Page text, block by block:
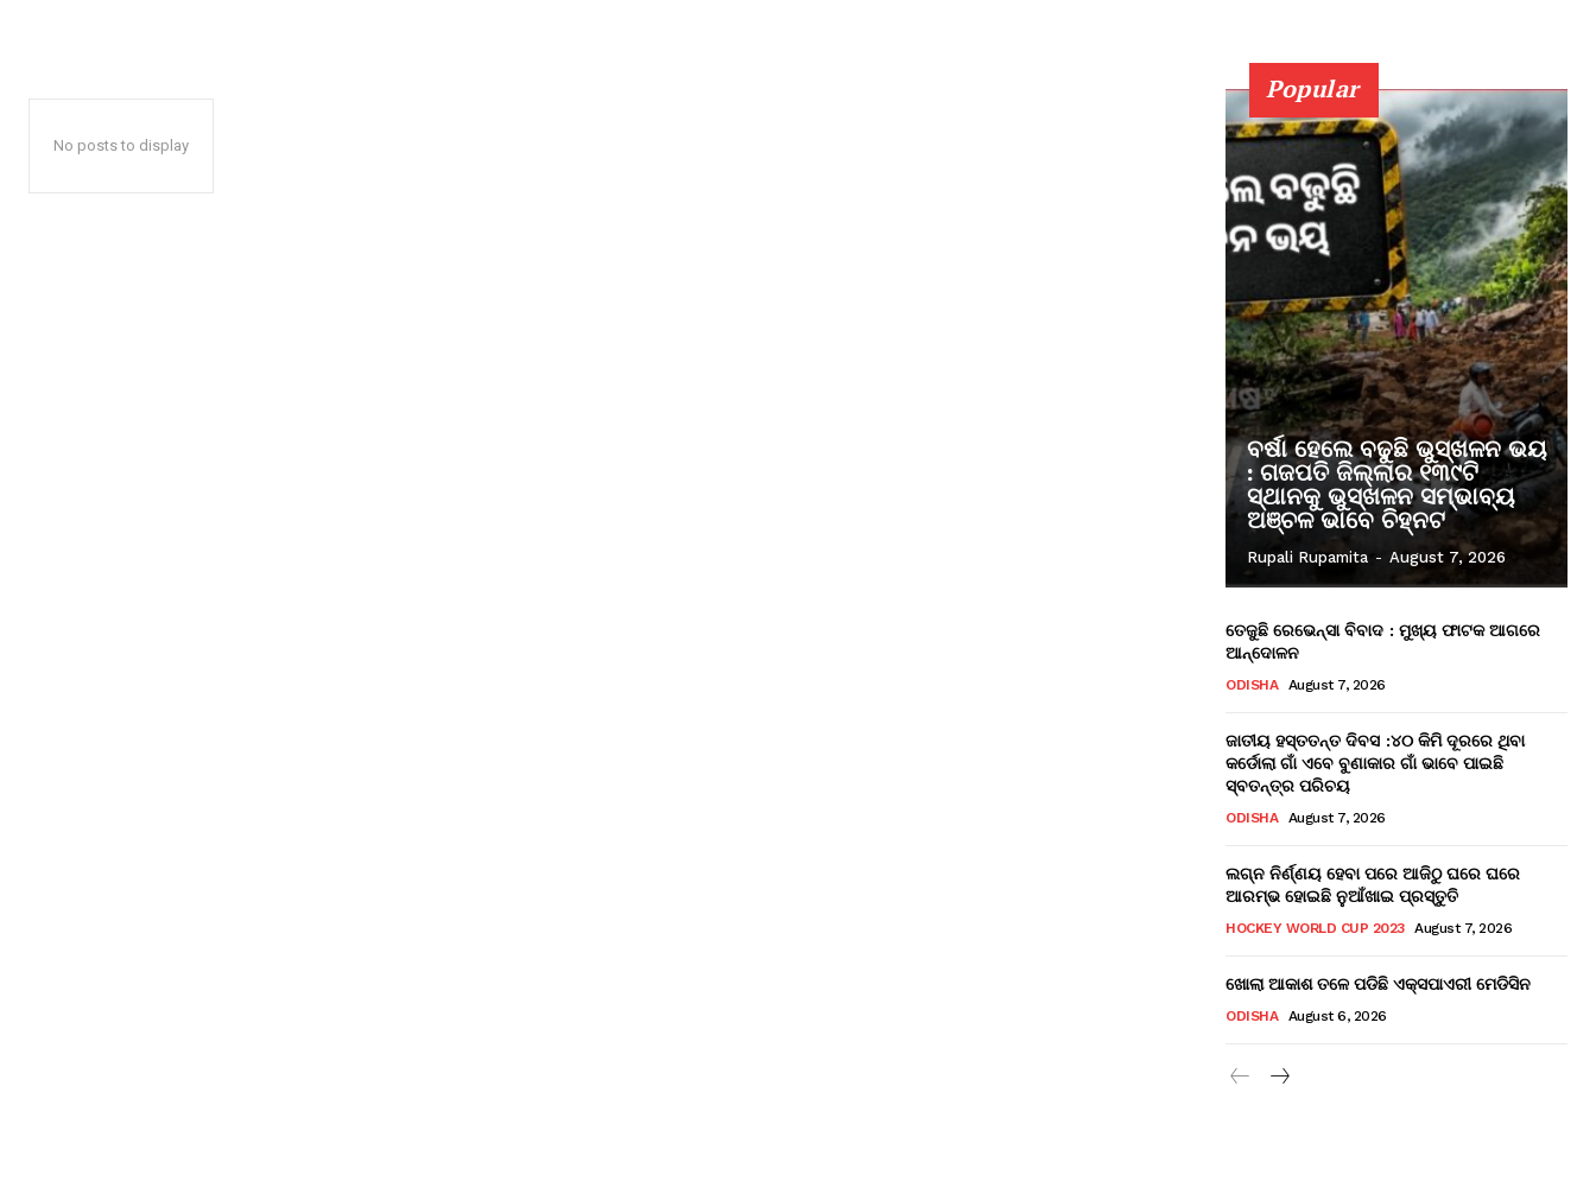
No posts to display
Popular
ବର୍ଷା ହେଲେ ବଢୁଛି ଭୁସ୍ଖଳନ ଭୟ
: ଗଜପତି ଜିଲ୍ଲାର ୧୩୯ଟି
ସ୍ଥାନକୁ ଭୁସ୍ଖଳନ ସମ୍ଭାବ୍ୟ
ଅଞ୍ଚଳ ଭାବେ ଚିହ୍ନଟ
Rupali Rupamita - August 7, 2026
ତେଜୁଛି ରେଭେନ୍ସା ବିବାଦ : ମୁଖ୍ୟ ଫାଟକ ଆଗରେ
ଆନ୍ଦୋଳନ
ODISHA August 7, 2026
ଜାତୀୟ ହସ୍ତତନ୍ତ ଦିବସ :୪୦ କିମି ଦୂରରେ ଥିବା
କର୍ଡୋଲା ଗାଁ ଏବେ ବୁଣାକାର ଗାଁ ଭାବେ ପାଇଛି
ସ୍ବତନ୍ତ୍ର ପରିଚୟ
ODISHA August 7, 2026
ଲଗ୍ନ ନିର୍ଣ୍ଣୟ ହେବା ପରେ ଆଜିଠୁ ଘରେ ଘରେ
ଆରମ୍ଭ ହୋଇଛି ନୁଆଁଖାଇ ପ୍ରସ୍ତୁତି
HOCKEY WORLD CUP 2023 August 7, 2026
ଖୋଲା ଆକାଶ ତଳେ ପଡିଛି ଏକ୍ସପାଏରୀ ମେଡିସିନ
ODISHA August 6, 2026